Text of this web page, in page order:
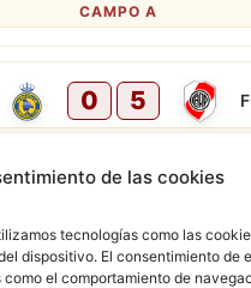
de las cookies
tecnologías como las
dispositivo. El consentimiento de
el comportamiento de
CAMPO A
0 5
2 3
CAMPO A